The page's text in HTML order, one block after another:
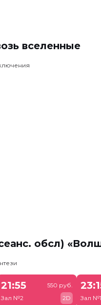
вселенные
обсл)
21:55
Зал №2
550 руб.
2D
Зал №1